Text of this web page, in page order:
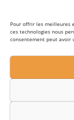
Pour offrir les meilleures
ces technologies nous
consentement peut avoir